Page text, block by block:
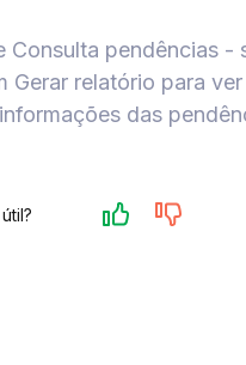
Consulta pendências -
Gerar relatório para
das